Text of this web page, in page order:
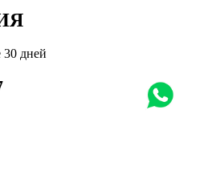
30 дней